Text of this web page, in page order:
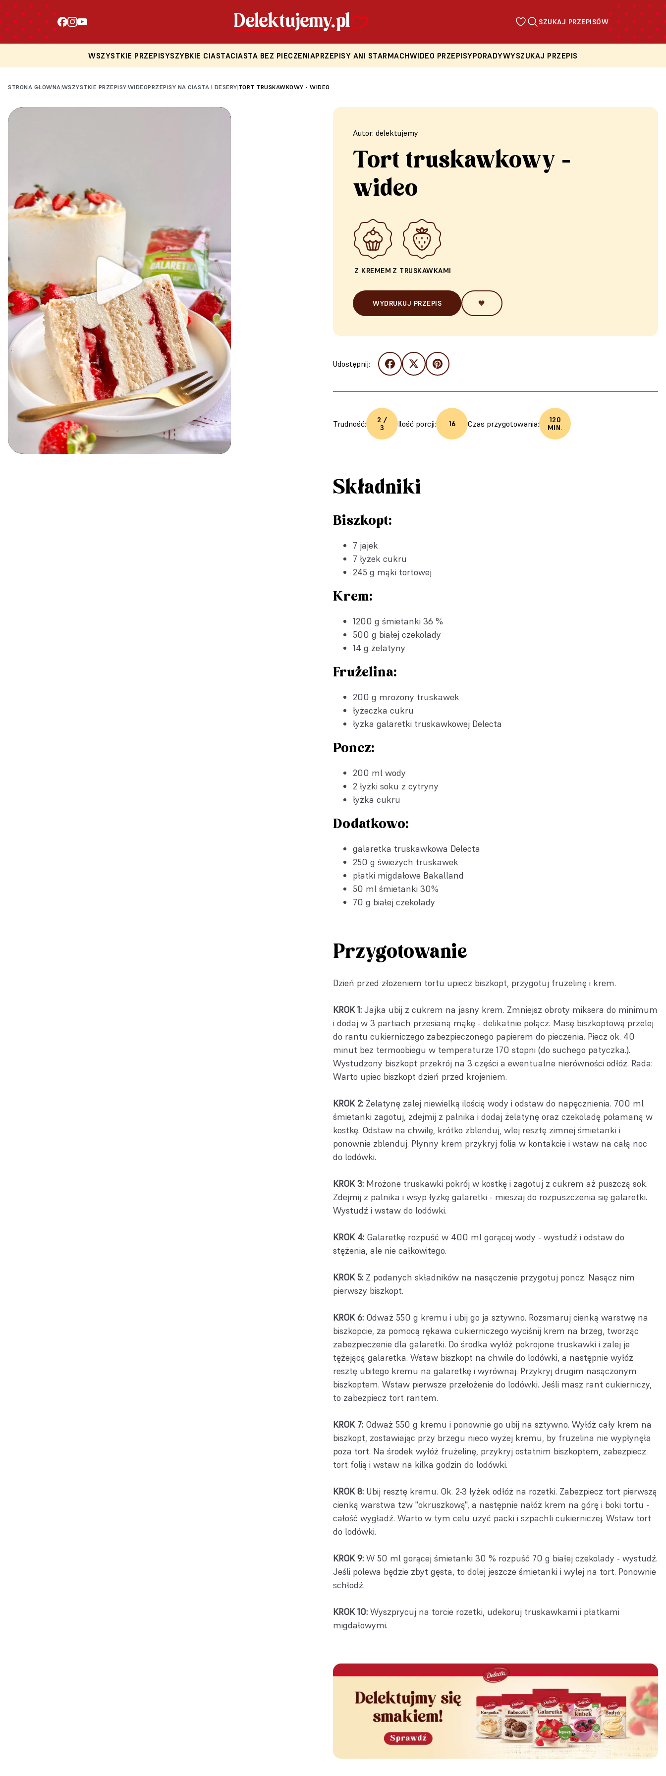
SZUKAJ PRZEPISÓW
WSZYSTKIE PRZEPISYSZYBKIE CIASTACIASTA BEZ PIECZENIAPRZEPISY ANI STARMACHWIDEO PRZEPISYPORADYWYSZUKAJ PRZEPIS
STRONA GŁÓWNA|WSZYSTKIE PRZEPISY|WIDEOPRZEPISY NA CIASTA I DESERY|TORT TRUSKAWKOWY - WIDEO
Loading
Autor: delektujemy
Tort truskawkowy -
wideo
Z KREMEM Z TRUSKAWKAMI
WYDRUKUJ PRZEPIS 🧡
Udostępnij:
Trudność:
2 /
3
Ilość porcji: 16 Czas przygotowania:
120
MIN.
Składniki
Biszkopt:
7 jajek
7 łyżek cukru
245 g mąki tortowej
Krem:
1200 g śmietanki 36 %
500 g białej czekolady
14 g żelatyny
Frużelina:
200 g mrożony truskawek
łyżeczka cukru
łyżka galaretki truskawkowej Delecta
Poncz:
200 ml wody
2 łyżki soku z cytryny
łyżka cukru
Dodatkowo:
galaretka truskawkowa Delecta
250 g świeżych truskawek
płatki migdałowe Bakalland
50 ml śmietanki 30%
70 g białej czekolady
Przygotowanie
Dzień przed złożeniem tortu upiecz biszkopt, przygotuj frużelinę i krem.
KROK 1: Jajka ubij z cukrem na jasny krem. Zmniejsz obroty miksera do minimum
i dodaj w 3 partiach przesianą mąkę - delikatnie połącz. Masę biszkoptową przelej
do rantu cukierniczego zabezpieczonego papierem do pieczenia. Piecz ok. 40
minut bez termoobiegu w temperaturze 170 stopni (do suchego patyczka.).
Wystudzony biszkopt przekrój na 3 części a ewentualne nierówności odłóż. Rada:
Warto upiec biszkopt dzień przed krojeniem.
KROK 2: Żelatynę zalej niewielką ilością wody i odstaw do napęcznienia. 700 ml
śmietanki zagotuj, zdejmij z palnika i dodaj żelatynę oraz czekoladę połamaną w
kostkę. Odstaw na chwilę, krótko zblenduj, wlej resztę zimnej śmietanki i
ponownie zblenduj. Płynny krem przykryj folia w kontakcie i wstaw na całą noc
do lodówki.
KROK 3: Mrożone truskawki pokrój w kostkę i zagotuj z cukrem aż puszczą sok.
Zdejmij z palnika i wsyp łyżkę galaretki - mieszaj do rozpuszczenia się galaretki.
Wystudź i wstaw do lodówki.
KROK 4: Galaretkę rozpuść w 400 ml gorącej wody - wystudź i odstaw do
stężenia, ale nie całkowitego.
KROK 5: Z podanych składników na nasączenie przygotuj poncz. Nasącz nim
pierwszy biszkopt.
KROK 6: Odważ 550 g kremu i ubij go ja sztywno. Rozsmaruj cienką warstwę na
biszkopcie, za pomocą rękawa cukierniczego wyciśnij krem na brzeg, tworząc
zabezpieczenie dla galaretki. Do środka wyłóż pokrojone truskawki i zalej je
tężejącą galaretka. Wstaw biszkopt na chwile do lodówki, a następnie wyłóż
resztę ubitego kremu na galaretkę i wyrównaj. Przykryj drugim nasączonym
biszkoptem. Wstaw pierwsze przełożenie do lodówki. Jeśli masz rant cukierniczy,
to zabezpiecz tort rantem.
KROK 7: Odważ 550 g kremu i ponownie go ubij na sztywno. Wyłóż cały krem na
biszkopt, zostawiając przy brzegu nieco wyżej kremu, by frużelina nie wypłynęła
poza tort. Na środek wyłóż frużelinę, przykryj ostatnim biszkoptem, zabezpiecz
tort folią i wstaw na kilka godzin do lodówki.
KROK 8: Ubij resztę kremu. Ok. 2-3 łyżek odłóż na rozetki. Zabezpiecz tort pierwszą
cienką warstwa tzw "okruszkową", a następnie nałóż krem na górę i boki tortu -
całość wygładź. Warto w tym celu użyć packi i szpachli cukierniczej. Wstaw tort
do lodówki.
KROK 9: W 50 ml gorącej śmietanki 30 % rozpuść 70 g białej czekolady - wystudź.
Jeśli polewa będzie zbyt gęsta, to dolej jeszcze śmietanki i wylej na tort. Ponownie
schłodź.
KROK 10: Wyszprycuj na torcie rozetki, udekoruj truskawkami i płatkami
migdałowymi.